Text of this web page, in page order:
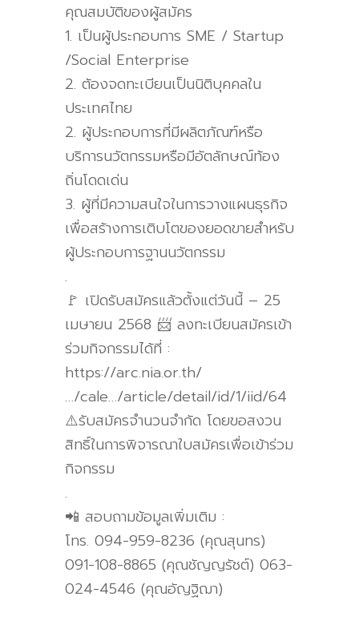
คุณสมบัติของผู้สมัคร
1. เป็นผู้ประกอบการ SME / Startup
/Social Enterprise
2. ต้องจดทะเบียนเป็นนิติบุคคลใน
ประเทศไทย
2. ผู้ประกอบการที่มีผลิตภัณฑ์หรือ
บริการนวัตกรรมหรือมีอัตลักษณ์ท้อง
ถิ่นโดดเด่น
3. ผู้ที่มีความสนใจในการวางแผนธุรกิจ
เพื่อสร้างการเติบโตของยอดขายสำหรับ
ผู้ประกอบการฐานนวัตกรรม
.
🚩 เปิดรับสมัครแล้วตั้งแต่วันนี้ – 25
เมษายน 2568 📨 ลงทะเบียนสมัครเข้า
ร่วมกิจกรรมได้ที่ :
https://arc.nia.or.th/
…/cale…/article/detail/id/1/iid/64
⚠️รับสมัครจำนวนจำกัด โดยขอสงวน
สิทธิ์ในการพิจารณาใบสมัครเพื่อเข้าร่วม
กิจกรรม
.
📲 สอบถามข้อมูลเพิ่มเติม :
โทร. 094-959-8236 (คุณสุนทร)
091-108-8865 (คุณชัญญรัชต์) 063-
024-4546 (คุณอัญฐิฌา)